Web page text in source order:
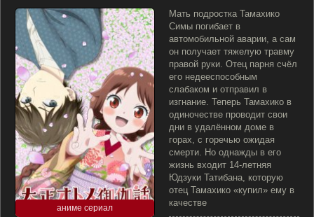
аниме сериал
Мать подростка Тамахико
Симы погибает в
автомобильной аварии, а сам
он получает тяжелую травму
правой руки. Отец парня счёл
его недееспособным
слабаком и отправил в
изгнание. Теперь Тамахико в
одиночестве проводит свои
дни в удалённом доме в
горах, с горечью ожидая
смерти. Но однажды в его
жизнь входит 14-летняя
Юдзуки Татибана, которую
отец Тамахико «купил» ему в
качестве